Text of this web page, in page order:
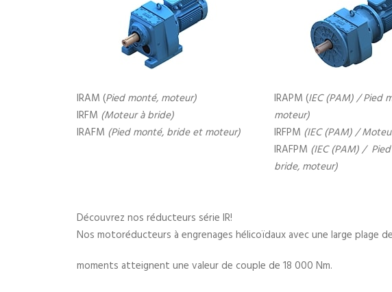
IRAM (Pied monté, moteur)
IRFM (Moteur à bride)
IRAFM (Pied monté, bride et moteur)
IRAPM (IEC (PAM) /Pied
moteur)
IRFPM (IEC (PAM) /
IRAFPM (IEC (PAM) /
bride, moteur)
Découvrez nos réducteurs série IR!
Nos motoréducteurs à engrenages hélicoïdaux avec une large plage de
moments atteignent une valeur de couple de 18 000 Nm.